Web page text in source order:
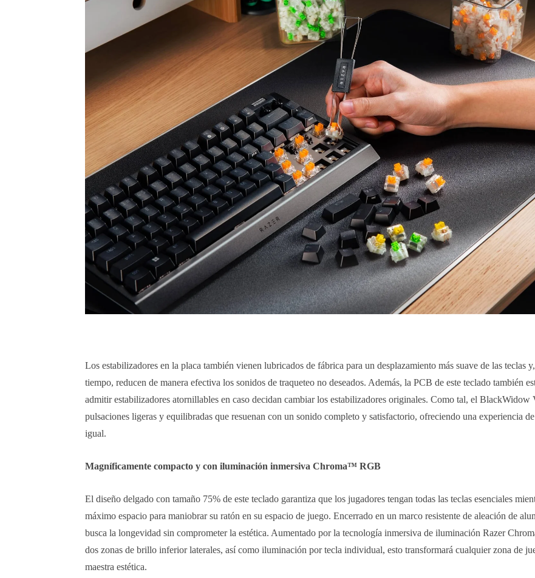
Los estabilizadores en la placa también vienen lubricados de fábrica para un desplazamiento más suave de las teclas
tiempo, reducen de manera efectiva los sonidos de traqueteo no deseados. Además, la PCB de este teclado también
admitir estabilizadores atornillables en caso decidan cambiar los estabilizadores originales. Como tal, el BlackWidow
pulsaciones ligeras y equilibradas que resuenan con un sonido completo y satisfactorio, ofreciendo una experiencia
igual.
Magníficamente compacto y con iluminación inmersiva Chroma™ RGB
El diseño delgado con tamaño 75% de este teclado garantiza que los jugadores tengan todas las teclas esenciales
máximo espacio para maniobrar su ratón en su espacio de juego. Encerrado en un marco resistente de aleación de
busca la longevidad sin comprometer la estética. Aumentado por la tecnología inmersiva de iluminación Razer
dos zonas de brillo inferior laterales, así como iluminación por tecla individual, esto transformará cualquier zona de
maestra estética.